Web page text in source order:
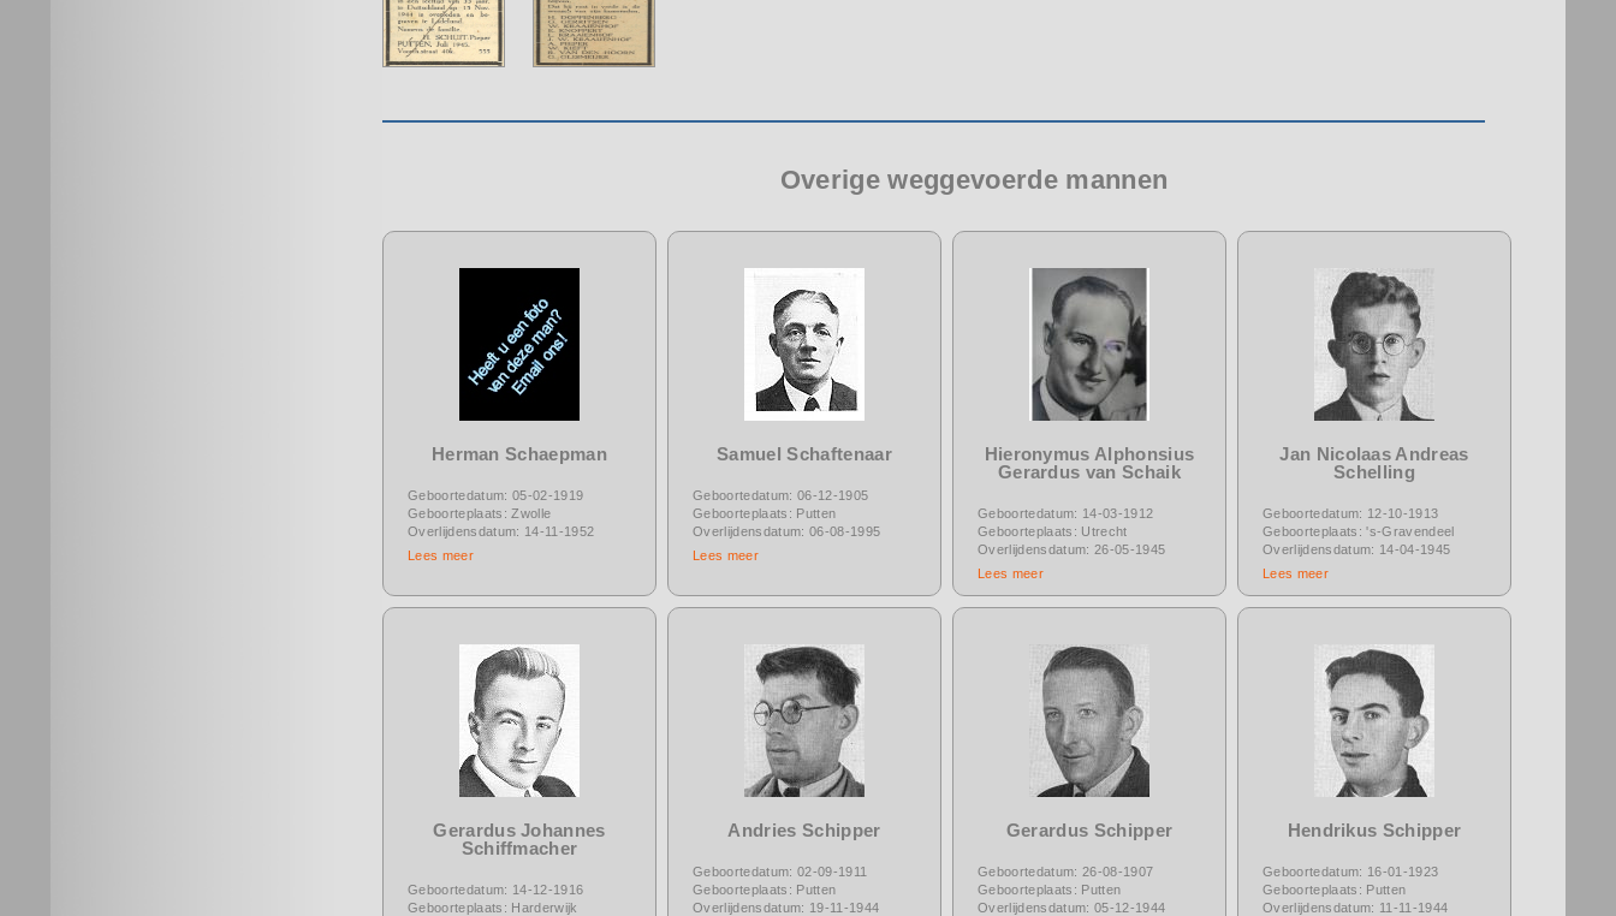
Overige weggevoerde mannen
Herman Schaepman
Geboortedatum: 05-02-1919
Geboorteplaats: Zwolle
Overlijdensdatum: 14-11-1952
Lees meer
Samuel Schaftenaar
Geboortedatum: 06-12-1905
Geboorteplaats: Putten
Overlijdensdatum: 06-08-1995
Lees meer
Hieronymus Alphonsius
Gerardus van Schaik
Geboortedatum: 14-03-1912
Geboorteplaats: Utrecht
Overlijdensdatum: 26-05-1945
Lees meer
Jan Nicolaas Andreas
Schelling
Geboortedatum: 12-10-1913
Geboorteplaats: 's-Gravendeel
Overlijdensdatum: 14-04-1945
Lees meer
Gerardus Johannes
Schiffmacher
Geboortedatum: 14-12-1916
Geboorteplaats: Harderwijk
Andries Schipper
Geboortedatum: 02-09-1911
Geboorteplaats: Putten
Overlijdensdatum: 19-11-1944
Gerardus Schipper
Geboortedatum: 26-08-1907
Geboorteplaats: Putten
Overlijdensdatum: 05-12-1944
Hendrikus Schipper
Geboortedatum: 16-01-1923
Geboorteplaats: Putten
Overlijdensdatum: 11-11-1944